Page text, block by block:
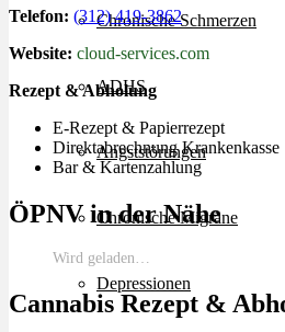
Chronische Schmerzen
ADHS
Angststörungen
Chronische Migräne
Depressionen
Telefon: (312) 419-3862
Website: cloud-services.com
Rezept & Abholung
E-Rezept & Papierrezept
Direktabrechnung Krankenkasse
Bar & Kartenzahlung
ÖPNV in der Nähe
Wird geladen…
Cannabis Rezept &